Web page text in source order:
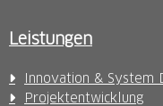
Leistungen
Innovation & System
Projektentwicklung